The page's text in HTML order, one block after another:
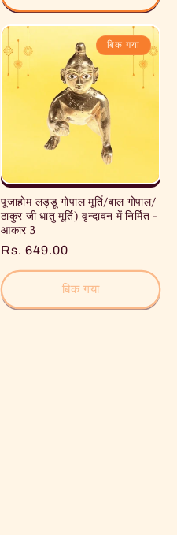
मूल्य
बिक गया
पूजाहोम लड्डू गोपाल मूर्ति/बाल गोपाल/
ठाकुर जी धातु मूर्ति) वृन्दावन में निर्मित -
आकार 3
नियमित
रूप
से
मूल्य
Rs. 649.00
बिक गया